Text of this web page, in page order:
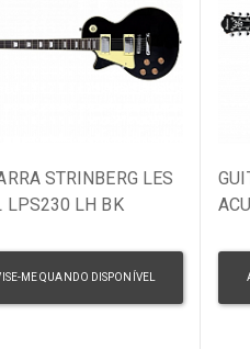
STRINBERG LES
LPS230 LH BK
ME QUANDO DISPONÍVEL